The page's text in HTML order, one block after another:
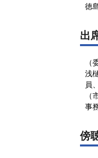
徳
出
（
浅
員
（
事
傍